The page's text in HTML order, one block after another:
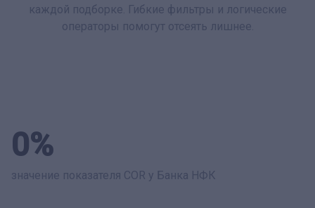
каждой подборке. Гибкие фильтры и логические
операторы помогут отсеять лишнее.
0%
значение показателя COR у Банка НФК